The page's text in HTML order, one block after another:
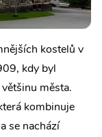
kostelů v
kdy byl
města.
kombinuje
se nachází